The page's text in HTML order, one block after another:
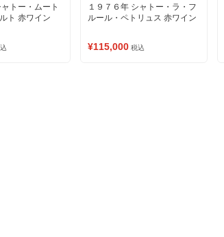
トー・ムート
ト 赤ワイン
１９７６年 シャトー・ラ・フ
ルール・ペトリュス 赤ワイン
¥115,000 税込